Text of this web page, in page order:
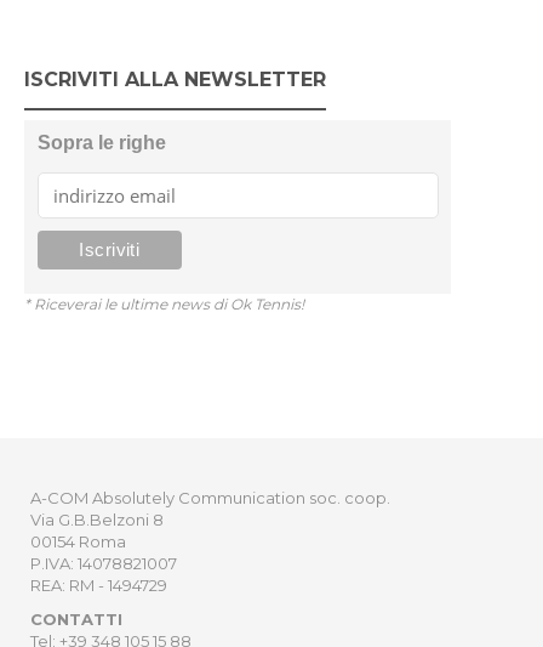
ISCRIVITI ALLA NEWSLETTER
Sopra le righe
* Riceverai le ultime news di Ok Tennis!
A-COM Absolutely Communication soc. coop.
Via G.B.Belzoni 8
00154 Roma
P.IVA: 14078821007
REA: RM - 1494729
CONTATTI
Tel: +39 348 105 15 88